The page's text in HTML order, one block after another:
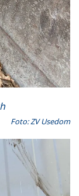
Foto: ZV Usedom